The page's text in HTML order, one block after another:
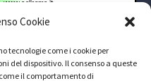
Cookie
tecnologie come i cookie per
del dispositivo. Il consenso a queste
il comportamento di